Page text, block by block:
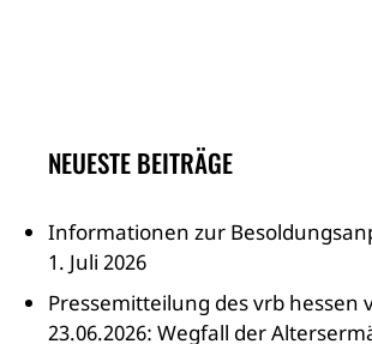
NEUESTE BEITRÄGE
Informationen zur
1. Juli 2026
Pressemitteilung des vrb hessen
23.06.2026: Wegfall der